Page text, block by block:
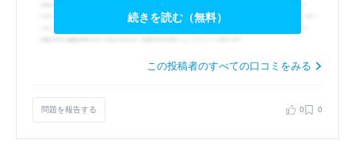
続きを読む（無料）
この投稿者のすべての口コミをみる
問題を報告する 0 0